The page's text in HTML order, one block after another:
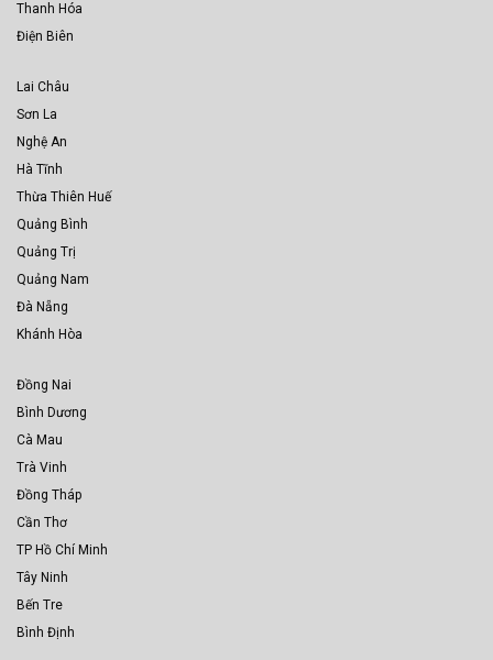
Thanh Hóa
Điện Biên
Lai Châu
Sơn La
Nghệ An
Hà Tĩnh
Thừa Thiên Huế
Quảng Bình
Quảng Trị
Quảng Nam
Đà Nẵng
Khánh Hòa
Đồng Nai
Bình Dương
Cà Mau
Trà Vinh
Đồng Tháp
Cần Thơ
TP Hồ Chí Minh
Tây Ninh
Bến Tre
Bình Định